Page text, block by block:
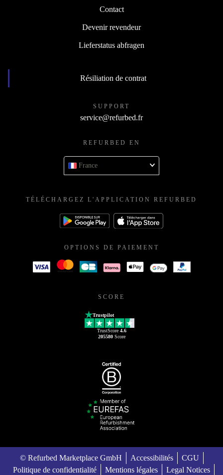
Contact
Devenir revendeur
Lieferstatus abfragen
Résiliation de contrat
SUPPORT
service@refurbed.fr
REFURBED EN
France
TÉLÉCHARGEZ L'APPLICATION REFURBED
OPTIONS DE PAIEMENT
SCORE
Trustpilot
TrustScore 4.6
205580Score
© Refurbed Marketplace GmbH Accessibilités
CGU
Politique de confidentialité
Mentions légales Legal Notices